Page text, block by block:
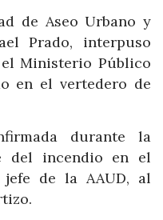
de Aseo Urbano y
Prado, interpuso
Ministerio Público
en el vertedero de
durante la
del incendio en el
de la AAUD, al